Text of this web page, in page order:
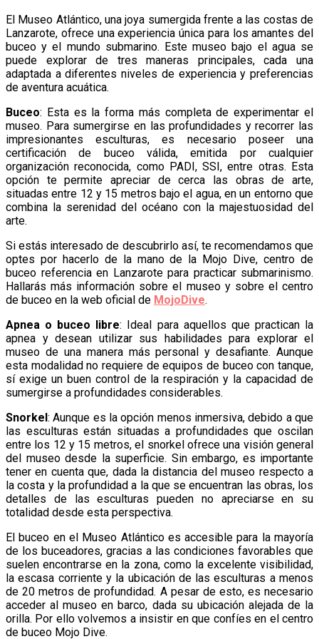
El Museo Atlántico, una joya sumergida frente a las costas de
Lanzarote, ofrece una experiencia única para los amantes del
buceo y el mundo submarino. Este museo bajo el agua se
puede explorar de tres maneras principales, cada una
adaptada a diferentes niveles de experiencia y preferencias
de aventura acuática.
Buceo: Esta es la forma más completa de experimentar el
museo. Para sumergirse en las profundidades y recorrer las
impresionantes esculturas, es necesario poseer una
certificación de buceo válida, emitida por cualquier
organización reconocida, como PADI, SSI, entre otras. Esta
opción te permite apreciar de cerca las obras de arte,
situadas entre 12 y 15 metros bajo el agua, en un entorno que
combina la serenidad del océano con la majestuosidad del
arte.
Si estás interesado de descubrirlo así, te recomendamos que
optes por hacerlo de la mano de la Mojo Dive, centro de
buceo referencia en Lanzarote para practicar submarinismo.
Hallarás más información sobre el museo y sobre el centro
de buceo en la web oficial de MojoDive.
Apnea o buceo libre: Ideal para aquellos que practican la
apnea y desean utilizar sus habilidades para explorar el
museo de una manera más personal y desafiante. Aunque
esta modalidad no requiere de equipos de buceo con tanque,
sí exige un buen control de la respiración y la capacidad de
sumergirse a profundidades considerables.
Snorkel : Aunque es la opción menos inmersiva, debido a que
las esculturas están situadas a profundidades que oscilan
entre los 12 y 15 metros, el snorkel ofrece una visión general
del museo desde la superficie. Sin embargo, es importante
tener en cuenta que, dada la distancia del museo respecto a
la costa y la profundidad a la que se encuentran las obras, los
detalles de las esculturas pueden no apreciarse en su
totalidad desde esta perspectiva.
El buceo en el Museo Atlántico es accesible para la mayoría
de los buceadores, gracias a las condiciones favorables que
suelen encontrarse en la zona, como la excelente visibilidad,
la escasa corriente y la ubicación de las esculturas a menos
de 20 metros de profundidad. A pesar de esto, es necesario
acceder al museo en barco, dada su ubicación alejada de la
orilla. Por ello volvemos a insistir en que confíes en el centro
de buceo Mojo Dive.